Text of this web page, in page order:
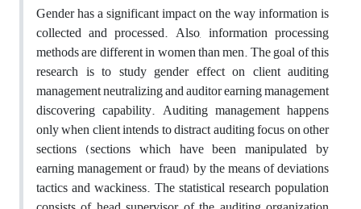
Gender has a significant impact on the way information is
collected and processed. Also, information processing
methods are different in women than men. The goal of this
research is to study gender effect on client auditing
management neutralizing and auditor earning management
discovering capability. Auditing management happens
only when client intends to distract auditing focus on other
sections (sections which have been manipulated by
earning management or fraud) by the means of deviations
tactics and wackiness. The statistical research population